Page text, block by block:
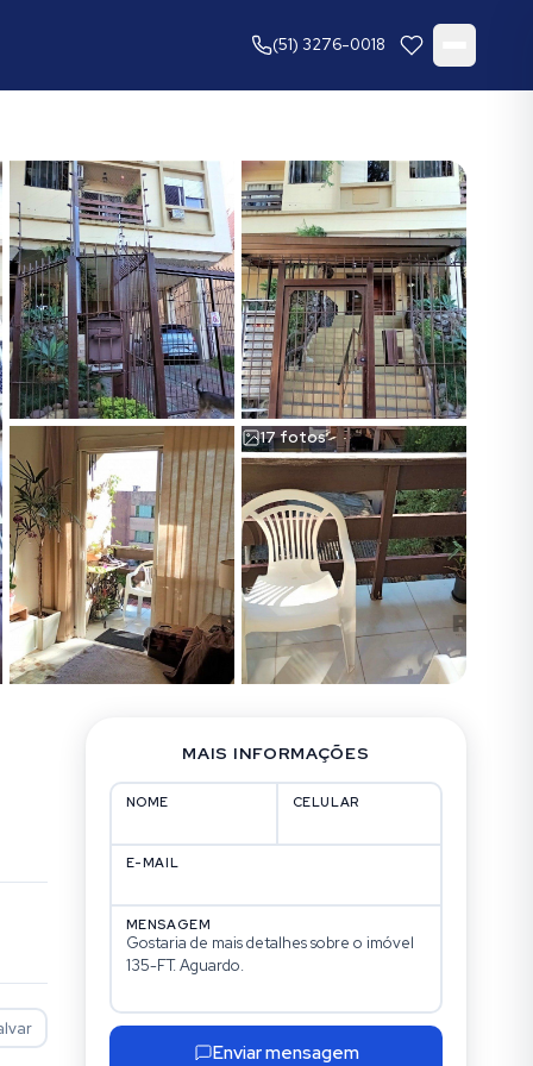
(51) 3276-0018
17fotos
MAIS INFORMAÇÕES
NOME CELULAR
E-MAIL
MENSAGEM
Enviar mensagem